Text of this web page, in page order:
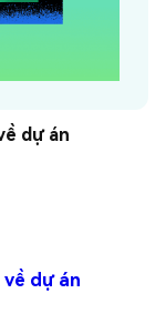
dự án
dự án